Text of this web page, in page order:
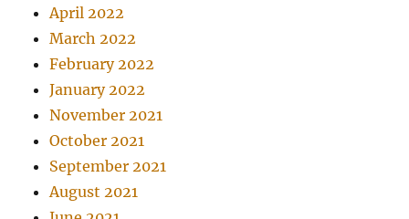
April 2022
March 2022
February 2022
January 2022
November 2021
October 2021
September 2021
August 2021